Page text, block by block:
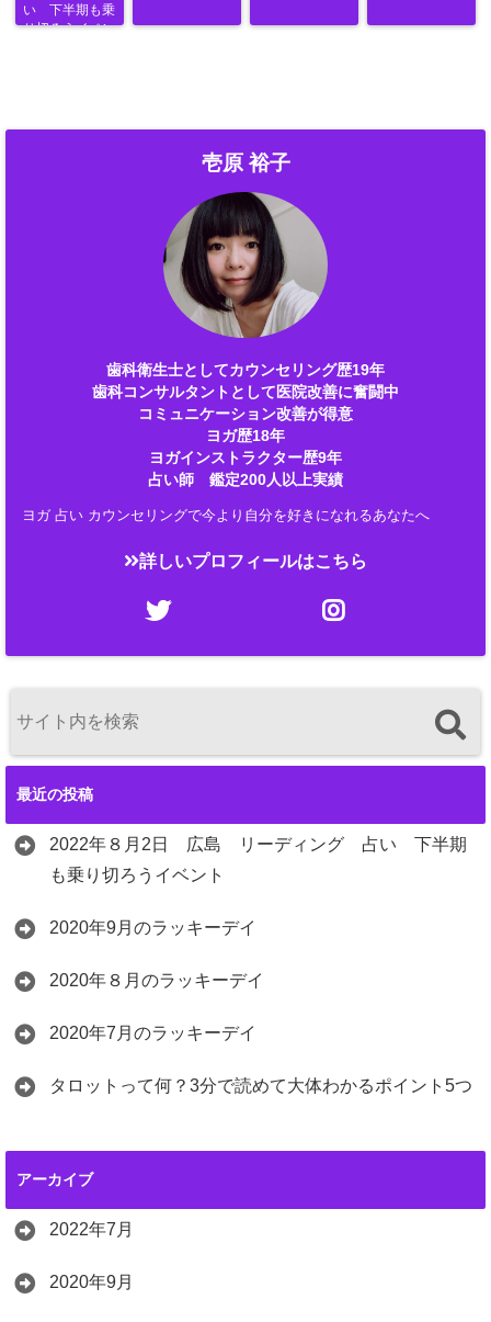
い 下半期も乗
り切ろうイベン
壱原 裕子
歯科衛生士としてカウンセリング歴19年
歯科コンサルタントとして医院改善に奮闘中
コミュニケーション改善が得意
ヨガ歴18年
ヨガインストラクター歴9年
占い師 鑑定200人以上実績
ヨガ 占い カウンセリングで今より自分を好きになれるあなたへ
詳しいプロフィールはこちら
最近の投稿
2022年８月2日 広島 リーディング 占い 下半期
も乗り切ろうイベント
2020年9月のラッキーデイ
2020年８月のラッキーデイ
2020年7月のラッキーデイ
タロットって何？3分で読めて大体わかるポイント5つ
アーカイブ
2022年7月
2020年9月